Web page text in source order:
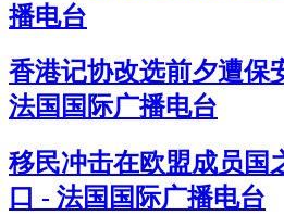
播电台
香港记协改选前夕遭保
法国国际广播电台
移民冲击在欧盟成员国
口 - 法国国际广播电台